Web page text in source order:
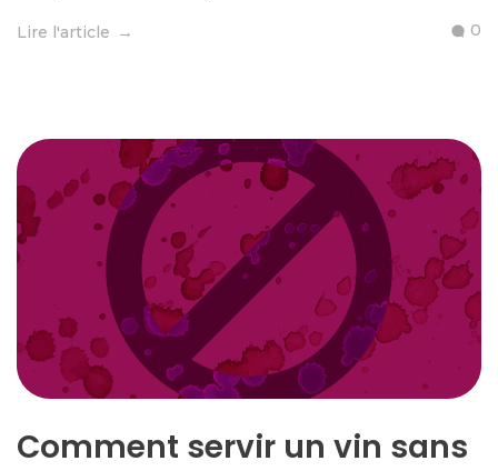
Lire l'article 0
Comment servir un vin sans